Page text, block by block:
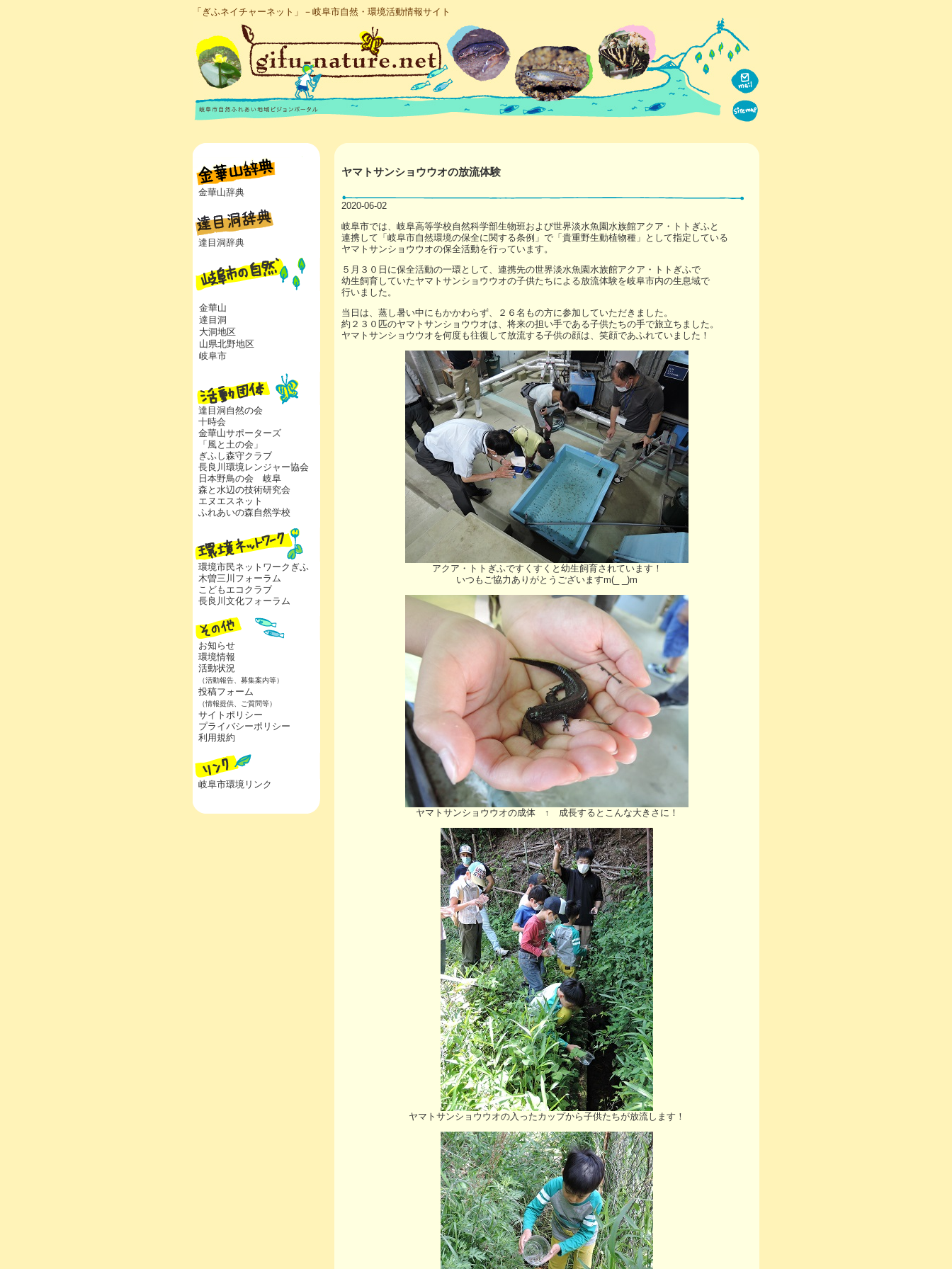
「ぎふネイチャーネット」－岐阜市自然・環境活動情報サイト
金華山辞典
達目洞辞典
金華山
達目洞
大洞地区
山県北野地区
岐阜市
達目洞自然の会
十時会
金華山サポーターズ
「風と土の会」
ぎふし森守クラブ
長良川環境レンジャー協会
日本野鳥の会 岐阜
森と水辺の技術研究会
エヌエスネット
ふれあいの森自然学校
環境市民ネットワークぎふ
木曽三川フォーラム
こどもエコクラブ
長良川文化フォーラム
お知らせ
環境情報
活動状況
（活動報告、募集案内等）
投稿フォーム
（情報提供、ご質問等）
サイトポリシー
プライバシーポリシー
利用規約
岐阜市環境リンク
ヤマトサンショウウオの放流体験
2020-06-02
岐阜市では、岐阜高等学校自然科学部生物班および世界淡水魚園水族館アクア・トトぎふと
連携して「岐阜市自然環境の保全に関する条例」で「貴重野生動植物種」として指定している
ヤマトサンショウウオの保全活動を行っています。
５月３０日に保全活動の一環として、連携先の世界淡水魚園水族館アクア・トトぎふで
幼生飼育していたヤマトサンショウウオの子供たちによる放流体験を岐阜市内の生息域で
行いました。
当日は、蒸し暑い中にもかかわらず、２６名もの方に参加していただきました。
約２３０匹のヤマトサンショウウオは、将来の担い手である子供たちの手で旅立ちました。
ヤマトサンショウウオを何度も往復して放流する子供の顔は、笑顔であふれていました！
アクア・トトぎふですくすくと幼生飼育されています！
いつもご協力ありがとうございますm(_ _)m
ヤマトサンショウウオの成体 ↑ 成長するとこんな大きさに！
ヤマトサンショウウオの入ったカップから子供たちが放流します！